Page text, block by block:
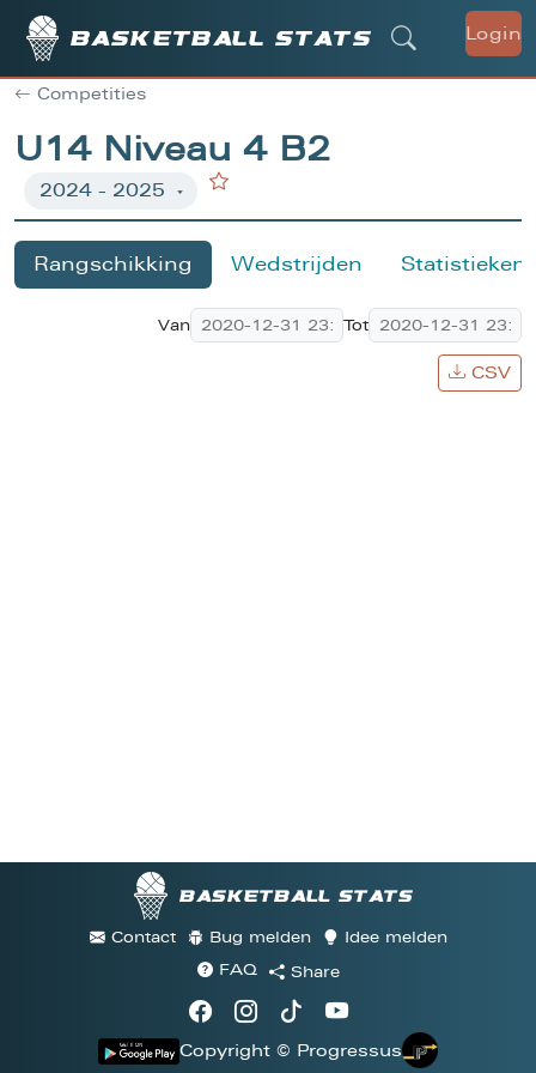
Basketball stats Login
Competities
U14 Niveau 4 B2
Rangschikking Wedstrijden Statistieken
Van Tot
CSV
Basketball stats
Contact Bug melden
Idee melden
FAQ
Share
Copyright © Progressus